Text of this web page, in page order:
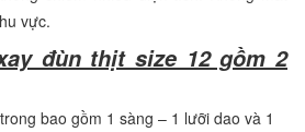
vực.
đùn thịt size 12 gồm 2
bao gồm 1 sàng – 1 lưỡi dao và 1